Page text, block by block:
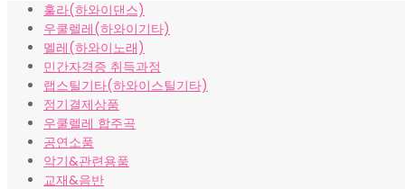
격:
₩10,000.
격:
₩8,000.
훌라(하와이댄스)
우쿨렐레(하와이기타)
멜레(하와이노래)
민간자격증 취득과정
랩스틸기타(하와이스틸기타)
정기결제상품
우쿨렐레 합주곡
공연소품
악기&관련용품
교재&음반